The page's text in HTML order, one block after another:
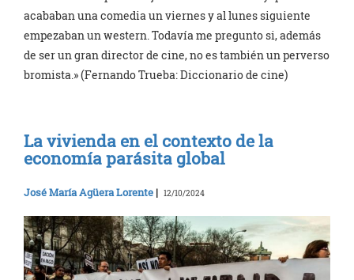
acababan una comedia un viernes y al lunes siguiente
empezaban un western. Todavía me pregunto si, además
de ser un gran director de cine, no es también un perverso
bromista.» (Fernando Trueba: Diccionario de cine)
La vivienda en el contexto de la
economía parásita global
José María Agüera Lorente | 12/10/2024